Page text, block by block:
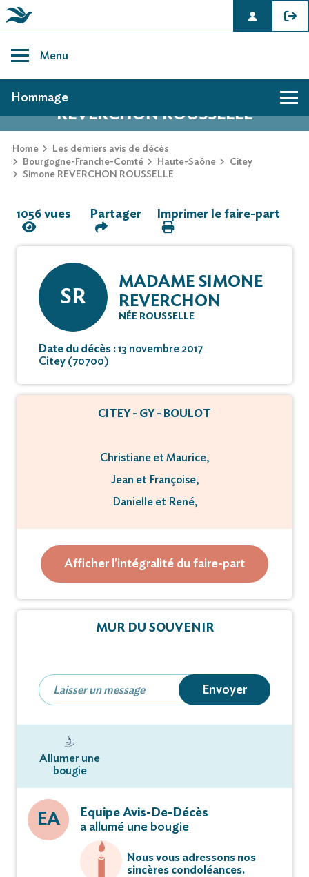
content
Menu
AVIS DE DÉCÈS DE SIMONE
REVERCHON ROUSSELLE
Home
Les derniers avis de décès
Bourgogne-Franche-Comté
Haute-Saône
Citey
Simone REVERCHON ROUSSELLE
Hommage
Faire-part
1056 vues Partager Imprimer le faire-part
SR
MADAME SIMONE
REVERCHON
NÉE ROUSSELLE
Date du décès :13 novembre 2017
Citey (70700)
CITEY - GY - BOULOT
Christiane et Maurice,
Jean et Françoise,
Danielle et René,
Marie-Claire et Jean-François,
ses enfants et leurs conjoints
Lydie, Angélique, Maximilien,
Mélanie, Aurélien,Clément,
Ses dix huit arrière petits-enfants
Ses belles-soeurs
Les familles REVERCHON, ROUSSELLE,
BERTHIER, FAIVRE, MAIRET
ont la tristesse de vous faire part du décès de
Mme Simone Reverchon née
Rousselle
Afficher l'intégralité du faire-part
MUR DU SOUVENIR
Envoyer
Allumer une
bougie
EA
Equipe Avis-De-Décès
a allumé une bougie
Nous vous adressons nos
sincères condoléances.